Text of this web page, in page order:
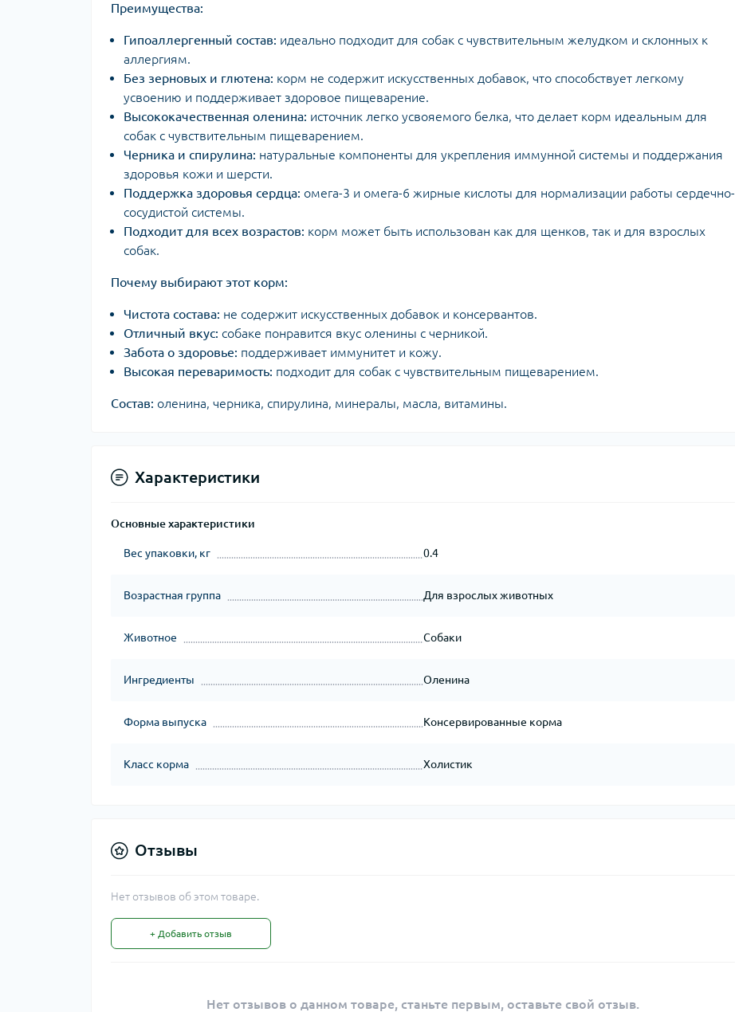
Преимущества:
Гипоаллергенный состав: идеально подходит для собак с чувствительным желудком и склонных к
аллергиям.
Без зерновых и глютена: корм не содержит искусственных добавок, что способствует легкому
усвоению и поддерживает здоровое пищеварение.
Высококачественная оленина: источник легко усвояемого белка, что делает корм идеальным для
собак с чувствительным пищеварением.
Черника и спирулина: натуральные компоненты для укрепления иммунной системы и поддержания
здоровья кожи и шерсти.
Поддержка здоровья сердца: омега-3 и омега-6 жирные кислоты для нормализации работы сердечно-
сосудистой системы.
Подходит для всех возрастов: корм может быть использован как для щенков, так и для взрослых
собак.
Почему выбирают этот корм:
Чистота состава: не содержит искусственных добавок и консервантов.
Отличный вкус: собаке понравится вкус оленины с черникой.
Забота о здоровье: поддерживает иммунитет и кожу.
Высокая переваримость: подходит для собак с чувствительным пищеварением.
Состав: оленина, черника, спирулина, минералы, масла, витамины.
Характеристики
Основные характеристики
Вес упаковки, кг 0.4
Возрастная группа Для взрослых животных
Животное Собаки
Ингредиенты Оленина
Форма выпуска Консервированные корма
Класс корма Холистик
Отзывы
Нет отзывов об этом товаре.
+ Добавить отзыв
Нет отзывов о данном товаре, станьте первым, оставьте свой отзыв.